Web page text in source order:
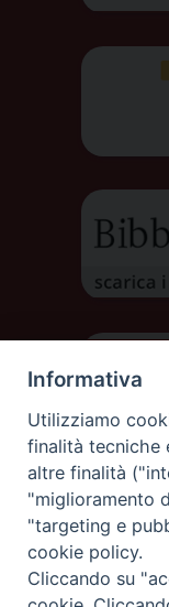
Informativa
Utilizziamo
finalità tecniche
altre finalità
"miglioramento
"targeting e
cookie policy.
Cliccando su